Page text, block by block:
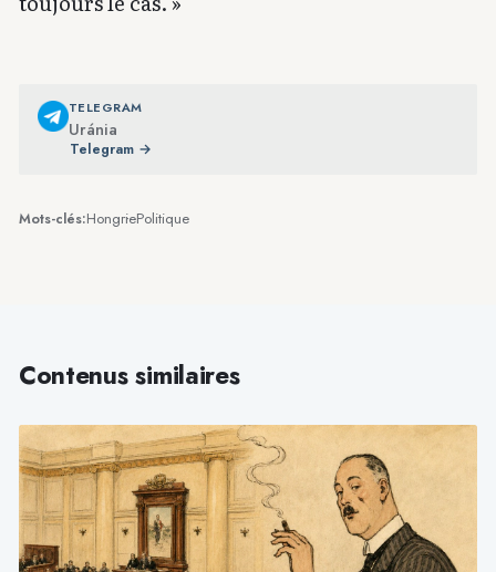
TELEGRAM
Uránia
Telegram →
Mots-clés:HongriePolitique
Contenus similaires